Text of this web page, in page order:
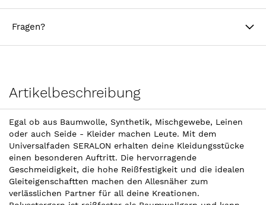
Fragen?
Artikelbeschreibung
Egal ob aus Baumwolle, Synthetik, Mischgewebe, Leinen
oder auch Seide - Kleider machen Leute. Mit dem
Universalfaden SERALON erhalten deine Kleidungsstücke
einen besonderen Auftritt. Die hervorragende
Geschmeidigkeit, die hohe Reißfestigkeit und die idealen
Gleiteigenschaftten machen den Allesnäher zum
verlässlichen Partner für all deine Kreationen.